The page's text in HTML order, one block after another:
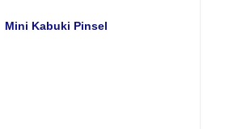
Mini Kabuki Pinsel